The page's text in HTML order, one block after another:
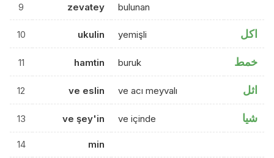
9 zevatey bulunan
10 ukulin yemişli اكل
11 hamtin buruk خمط
12 ve eslin ve acı meyvalı اثل
13 ve şey'in ve içinde شيا
14 min